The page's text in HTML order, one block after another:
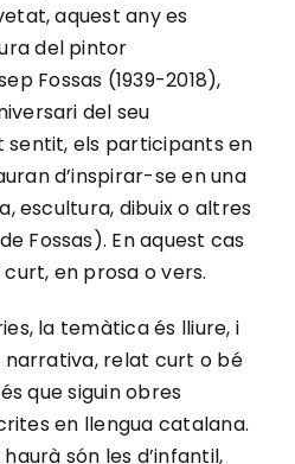
aquest any es
del pintor
Fossas (1939-2018),
del seu
sentit, els participants en
d’inspirar-se en una
escultura, dibuix o altres
Fossas). En aquest cas
en prosa o vers.
la temàtica és lliure, i
narrativa, relat curt o bé
que siguin obres
en llengua catalana.
són les d’infantil,